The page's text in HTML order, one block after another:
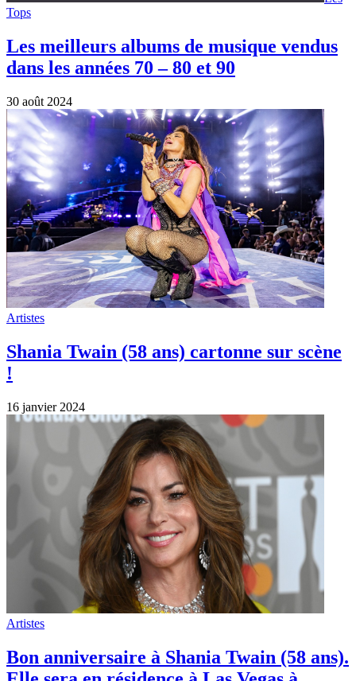
Shania Twain (58 ans) cartonne sur scène
!
16 janvier 2024
Artistes
Bon anniversaire à Shania Twain (58 ans).
Elle sera en résidence à Las Vegas à
partir de mai 2024.
28 août 2023
Artistes
Shania Twain fait son retour après cinq
ans d’absence avec un nouveau single et